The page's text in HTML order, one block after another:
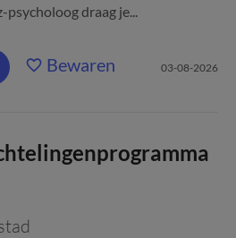
draag je...
Bewaren 03-08-2026